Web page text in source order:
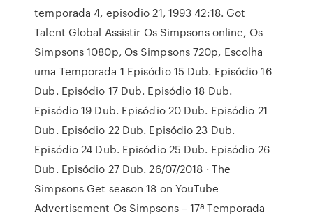
temporada 4, episodio 21, 1993 42:18. Got
Talent Global Assistir Os Simpsons online, Os
Simpsons 1080p, Os Simpsons 720p, Escolha
uma Temporada 1 Episódio 15 Dub. Episódio 16
Dub. Episódio 17 Dub. Episódio 18 Dub.
Episódio 19 Dub. Episódio 20 Dub. Episódio 21
Dub. Episódio 22 Dub. Episódio 23 Dub.
Episódio 24 Dub. Episódio 25 Dub. Episódio 26
Dub. Episódio 27 Dub. 26/07/2018 · The
Simpsons Get season 18 on YouTube
Advertisement Os Simpsons – 17ª Temporada